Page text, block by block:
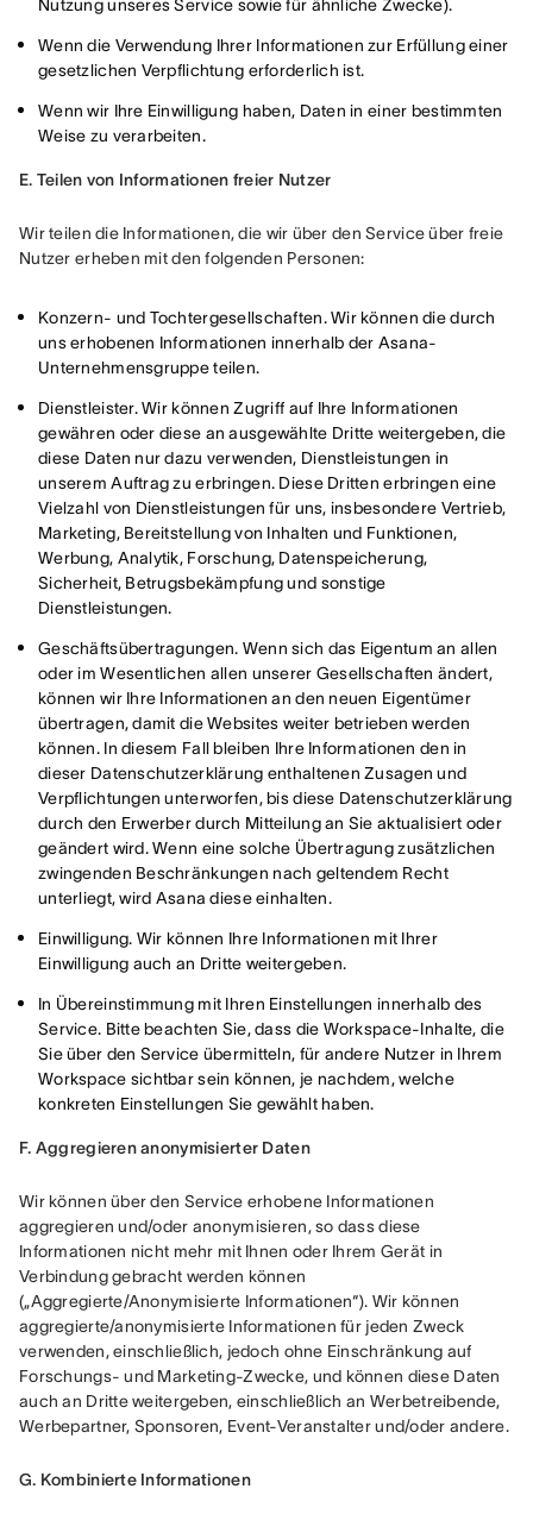
Nutzung unseres Service sowie für ähnliche Zwecke).
Wenn die Verwendung Ihrer Informationen zur Erfüllung einer
gesetzlichen Verpflichtung erforderlich ist.
Wenn wir Ihre Einwilligung haben, Daten in einer bestimmten
Weise zu verarbeiten.
E. Teilen von Informationen freier Nutzer
Wir teilen die Informationen, die wir über den Service über freie
Nutzer erheben mit den folgenden Personen:
Konzern- und Tochtergesellschaften. Wir können die durch
uns erhobenen Informationen innerhalb der Asana-
Unternehmensgruppe teilen.
Dienstleister. Wir können Zugriff auf Ihre Informationen
gewähren oder diese an ausgewählte Dritte weitergeben, die
diese Daten nur dazu verwenden, Dienstleistungen in
unserem Auftrag zu erbringen. Diese Dritten erbringen eine
Vielzahl von Dienstleistungen für uns, insbesondere Vertrieb,
Marketing, Bereitstellung von Inhalten und Funktionen,
Werbung, Analytik, Forschung, Datenspeicherung,
Sicherheit, Betrugsbekämpfung und sonstige
Dienstleistungen.
Geschäftsübertragungen. Wenn sich das Eigentum an allen
oder im Wesentlichen allen unserer Gesellschaften ändert,
können wir Ihre Informationen an den neuen Eigentümer
übertragen, damit die Websites weiter betrieben werden
können. In diesem Fall bleiben Ihre Informationen den in
dieser Datenschutzerklärung enthaltenen Zusagen und
Verpflichtungen unterworfen, bis diese Datenschutzerklärung
durch den Erwerber durch Mitteilung an Sie aktualisiert oder
geändert wird. Wenn eine solche Übertragung zusätzlichen
zwingenden Beschränkungen nach geltendem Recht
unterliegt, wird Asana diese einhalten.
Einwilligung. Wir können Ihre Informationen mit Ihrer
Einwilligung auch an Dritte weitergeben.
In Übereinstimmung mit Ihren Einstellungen innerhalb des
Service. Bitte beachten Sie, dass die Workspace-Inhalte, die
Sie über den Service übermitteln, für andere Nutzer in Ihrem
Workspace sichtbar sein können, je nachdem, welche
konkreten Einstellungen Sie gewählt haben.
F. Aggregieren anonymisierter Daten
Wir können über den Service erhobene Informationen
aggregieren und/oder anonymisieren, so dass diese
Informationen nicht mehr mit Ihnen oder Ihrem Gerät in
Verbindung gebracht werden können
(„Aggregierte/Anonymisierte Informationen“). Wir können
aggregierte/anonymisierte Informationen für jeden Zweck
verwenden, einschließlich, jedoch ohne Einschränkung auf
Forschungs- und Marketing-Zwecke, und können diese Daten
auch an Dritte weitergeben, einschließlich an Werbetreibende,
Werbepartner, Sponsoren, Event-Veranstalter und/oder andere.
G. Kombinierte Informationen